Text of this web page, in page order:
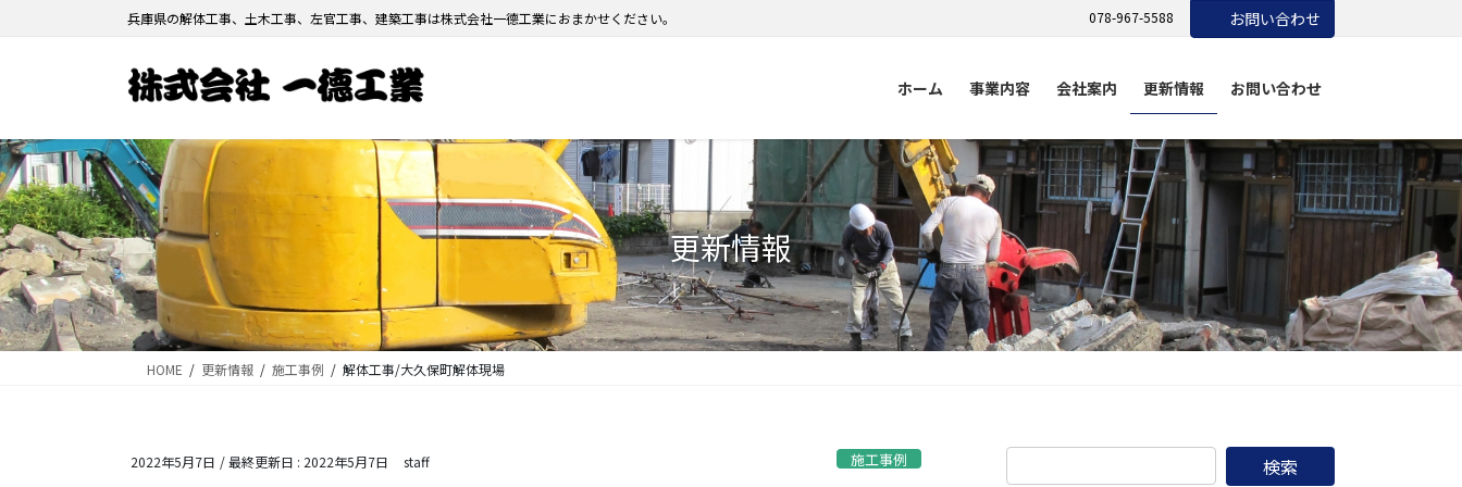
に
移
動
ョ
ン
に
移
動
兵庫県の解体工事、土木工事、左官工事、建築工事は株式会社一德工業におまかせください。 078-967-5588 お問い合わせ
ホーム 事業内容 会社案内 更新情報 お問い合わせ
更新情報
HOME 更新情報 施工事例 解体工事/大久保町解体現場
2022年5月7日 / 最終更新日 : 2022年5月7日 staff 施工事例